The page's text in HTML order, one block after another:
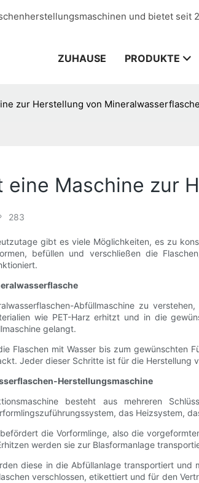
und bietet seit
ZUHAUSE PRODUKTE
zur Herstellung von
Maschine zur
283
gibt es viele Möglichkeiten, es zu
befüllen und verschließen die
Abfüllmaschine zu
wie PET-Harz erhitzt und in die
gelangt.
Flaschen mit Wasser bis zum gewünschten
Jeder dieser Schritte ist für die Herstellung
Herstellungsmaschine
besteht aus mehreren
das Heizsystem,
die Vorformlinge, also die
werden sie zur Blasformanlage
diese in die Abfüllanlage transportiert
verschlossen, etikettiert und für den